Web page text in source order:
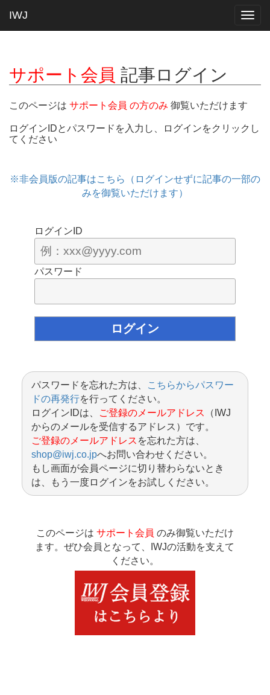
IWJ
サポート会員 記事ログイン
このページは サポート会員 の方のみ 御覧いただけます
ログインIDとパスワードを入力し、ログインをクリックし
てください
※非会員版の記事はこちら（ログインせずに記事の一部の
みを御覧いただけます）
ログインID
パスワード
パスワードを忘れた方は、
こちらからパスワー
ドの再発行を行ってください。
ログインIDは、
ご登録のメールアドレス
（IWJ
からのメールを受信するアドレス）です。
ご登録のメールアドレス を忘れた方は、
shop@iwj.co.jpへお問い合わせください。
もし画面が会員ページに切り替わらないとき
は、もう一度ログインをお試しください。
このページは サポート会員 のみ御覧いただけ
ます。ぜひ会員となって、IWJの活動を支えて
ください。